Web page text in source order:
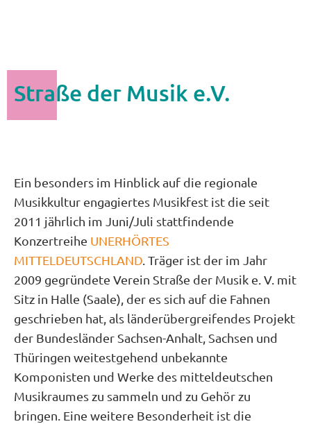
Straße der Musik e.V.
Ein besonders im Hinblick auf die regionale
Musikkultur engagiertes Musikfest ist die seit
2011 jährlich im Juni/Juli stattfindende
Konzertreihe UNERHÖRTES
MITTELDEUTSCHLAND. Träger ist der im Jahr
2009 gegründete Verein Straße der Musik e. V. mit
Sitz in Halle (Saale), der es sich auf die Fahnen
geschrieben hat, als länderübergreifendes Projekt
der Bundesländer Sachsen-Anhalt, Sachsen und
Thüringen weitestgehend unbekannte
Komponisten und Werke des mitteldeutschen
Musikraumes zu sammeln und zu Gehör zu
bringen. Eine weitere Besonderheit ist die